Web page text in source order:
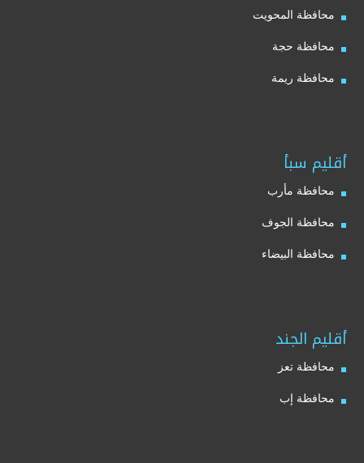
محافظة المحويت
محافظة حجة
محافظة ريمة
أقليم سبأ
محافظة مأرب
محافظة الجوف
محافظة البيضاء
أقليم الجند
محافظة تعز
محافظة إب